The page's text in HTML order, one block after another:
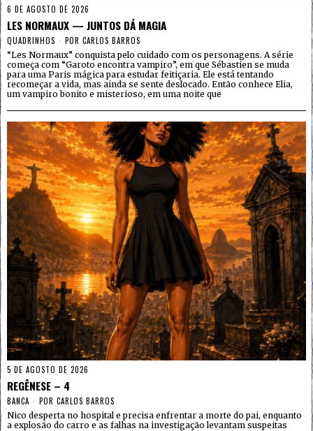
6 DE AGOSTO DE 2026
LES NORMAUX — JUNTOS DÁ MAGIA
QUADRINHOS POR CARLOS BARROS
“Les Normaux” conquista pelo cuidado com os personagens. A série
começa com “Garoto encontra vampiro”, em que Sébastien se muda
para uma Paris mágica para estudar feitiçaria. Ele está tentando
recomeçar a vida, mas ainda se sente deslocado. Então conhece Elia,
um vampiro bonito e misterioso, em uma noite que
5 DE AGOSTO DE 2026
REGÊNESE – 4
BANCA POR CARLOS BARROS
Nico desperta no hospital e precisa enfrentar a morte do pai, enquanto
a explosão do carro e as falhas na investigação levantam suspeitas